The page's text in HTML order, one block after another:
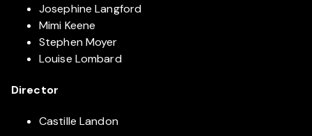
Josephine Langford
Mimi Keene
Stephen Moyer
Louise Lombard
Director
Castille Landon